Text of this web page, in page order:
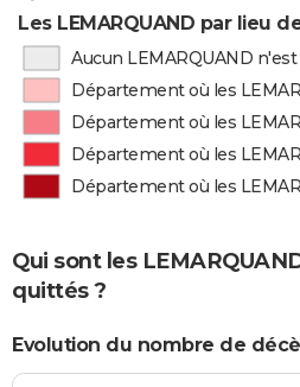
Les LEMARQUAND par lieu
Aucun LEMARQUAND
Département où les
Département où les
Département où les
Département où les
Qui sont les
quittés ?
Evolution du nombre de